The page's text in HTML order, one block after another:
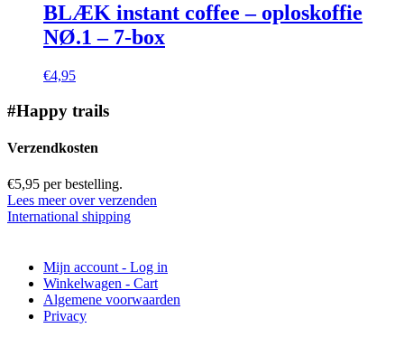
BLÆK instant coffee – oploskoffie
NØ.1 – 7-box
€4,95
#Happy trails
Verzendkosten
€5,95 per bestelling.
Lees meer over verzenden
International shipping
Mijn account - Log in
Winkelwagen - Cart
Algemene voorwaarden
Privacy